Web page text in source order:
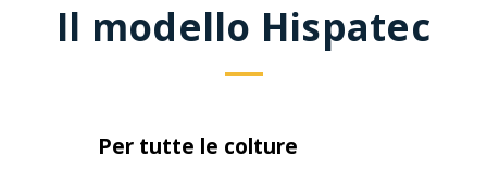
Il modello Hispatec
Per tutte le colture